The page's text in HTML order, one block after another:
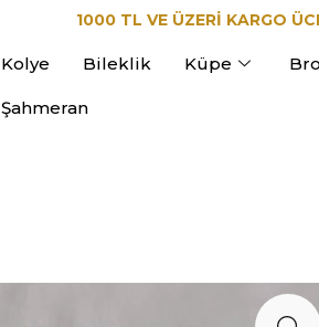
1000 TL VE ÜZERİ KARGO
Kolye Bileklik Küpe
Şahmeran